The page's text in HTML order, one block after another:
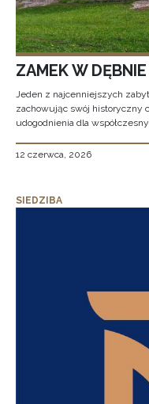
ZAMEK W
Jeden z najcenniejszych
zachowując swój historyczny
udogodnienia dla
12 czerwca, 2026
SIEDZIBA